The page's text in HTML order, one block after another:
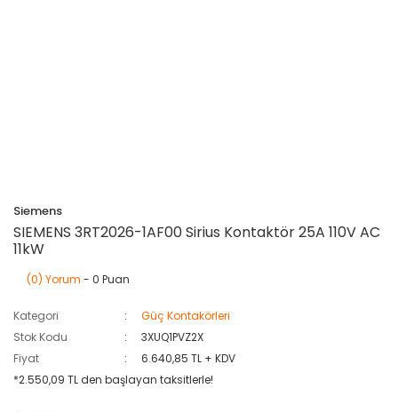
Siemens
SIEMENS 3RT2026-1AF00 Sirius Kontaktör 25A 110V AC
11kW
(0) Yorum - 0 Puan
Kategori
Güç Kontakörleri
Stok Kodu
3XUQ1PVZ2X
Fiyat
6.640,85 TL + KDV
*2.550,09 TL den başlayan taksitlerle!